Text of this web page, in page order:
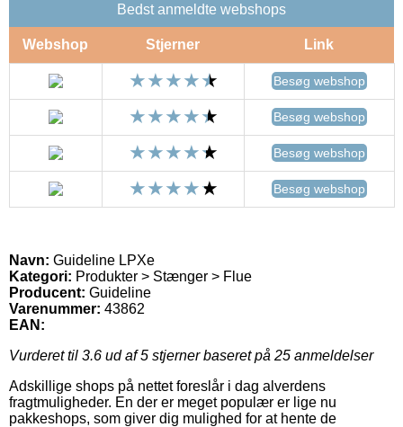
Bedst anmeldte webshops
Webshop Stjerner Link
Besøg webshop
Besøg webshop
Besøg webshop
Besøg webshop
Navn: Guideline LPXe
Kategori: Produkter > Stænger > Flue
Producent: Guideline
Varenummer: 43862
EAN:
Vurderet til 3.6 ud af 5 stjerner baseret på 25 anmeldelser
Adskillige shops på nettet foreslår i dag alverdens
fragtmuligheder. En der er meget populær er lige nu
pakkeshops, som giver dig mulighed for at hente de